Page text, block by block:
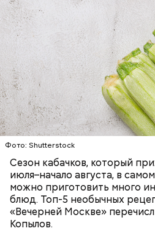
Фото: Shutterstock
Сезон кабачков, который
июля–начало августа, в
можно приготовить много
блюд. Топ-5 необычных
«Вечерней Москве»
Копылов.
Ингредиенты:
ЕДА ОВОЩИ РЕЦЕПТЫ
Вред дыни
Фото: Shutterstock